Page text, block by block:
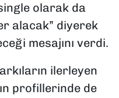
olarak da
alacak” diyerek
mesajını verdi.
ilerleyen
profillerinde de